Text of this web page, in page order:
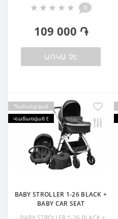
0
109 000 ֏
ԱՌԿԱ ՉԷ
Պահանջված
Վաճառված է
BABY STROLLER 1-26 BLACK +
BABY CAR SEAT